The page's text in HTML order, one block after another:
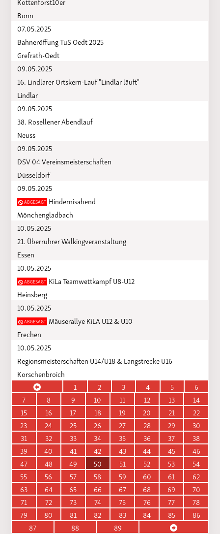
Bonn
07.05.2025
Bahneröffung TuS Oedt 2025
Grefrath-Oedt
09.05.2025
16. Lindlarer Ortskern-Lauf "Lindlar läuft"
Lindlar
09.05.2025
38. Rosellener Abendlauf
Neuss
09.05.2025
DSV 04 Vereinsmeisterschaften
Düsseldorf
09.05.2025
ABGESAGTHindernisabend
Mönchengladbach
10.05.2025
21. Überruhrer Walkingveranstaltung
Essen
10.05.2025
ABGESAGTKiLa Teamwettkampf U8-U12
Heinsberg
10.05.2025
ABGESAGTMäuserallye KiLA U12 & U10
Frechen
10.05.2025
Regionsmeisterschaften U14/U18 & Langstrecke U16
Korschenbroich
1
2 3 4 5
6
7
8 9 10 11 12 13
14
15
16 17 18 19 20 21
22
23
24 25 26 27 28 29
30
31
32 33 34 35 36 37
38
39
40 41 42 43 44 45
46
47
48 49 50 51 52 53
54
55
56 57 58 59 60 61
62
63
64 65 66 67 68 69
70
71
72 73 74 75 76 77
78
79
80 81 82 83 84 85
86
87
88 89